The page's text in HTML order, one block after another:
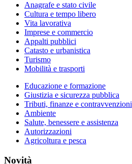
Anagrafe e stato civile
Cultura e tempo libero
Vita lavorativa
Imprese e commercio
Appalti pubblici
Catasto e urbanistica
Turismo
Mobilità e trasporti
Educazione e formazione
Giustizia e sicurezza pubblica
Tributi, finanze e contravvenzioni
Ambiente
Salute, benessere e assistenza
Autorizzazioni
Agricoltura e pesca
Novità